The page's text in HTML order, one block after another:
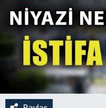
Kültür & Sanat
Magazin
Resmi İlan
Sağlık & Yaşam